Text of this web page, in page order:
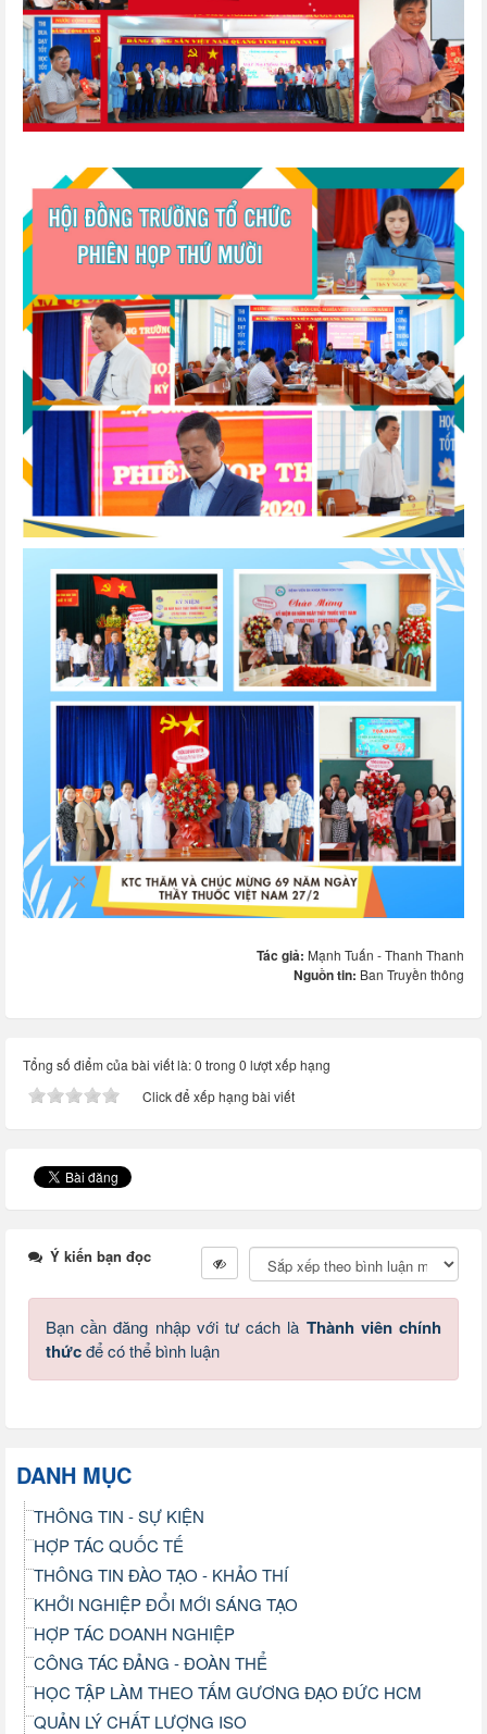
Tác giả: Mạnh Tuấn - Thanh Thanh
Nguồn tin: Ban Truyền thông
Tổng số điểm của bài viết là: 0 trong 0 lượt xếp hạng
Click để xếp hạng bài viết
Ý kiến bạn đọc
Bạn cần đăng nhập với tư cách là Thành viên chính
thứcđể có thể bình luận
DANH MỤC
THÔNG TIN - SỰ KIỆN
HỢP TÁC QUỐC TẾ
THÔNG TIN ĐÀO TẠO - KHẢO THÍ
KHỞI NGHIỆP ĐỔI MỚI SÁNG TẠO
HỢP TÁC DOANH NGHIỆP
CÔNG TÁC ĐẢNG - ĐOÀN THỂ
HỌC TẬP LÀM THEO TẤM GƯƠNG ĐẠO ĐỨC HCM
QUẢN LÝ CHẤT LƯỢNG ISO